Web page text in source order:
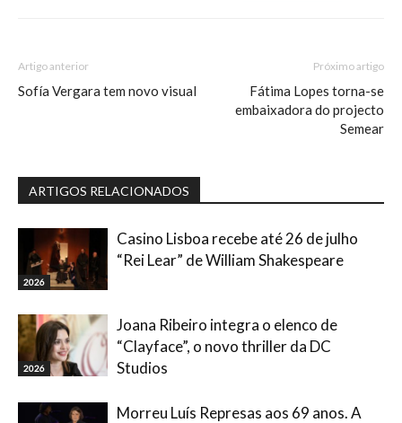
Artigo anterior
Sofía Vergara tem novo visual
Próximo artigo
Fátima Lopes torna-se
embaixadora do projecto
Semear
ARTIGOS RELACIONADOS
2026
Casino Lisboa recebe até 26 de julho
“Rei Lear” de William Shakespeare
2026
Joana Ribeiro integra o elenco de
“Clayface”, o novo thriller da DC
Studios
Morreu Luís Represas aos 69 anos. A